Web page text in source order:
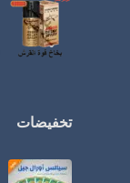
تخفيضات